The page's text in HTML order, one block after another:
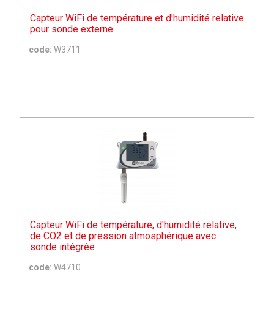
Capteur WiFi de température et d'humidité relative
pour sonde externe
code: W3711
Capteur WiFi de température, d'humidité relative,
de CO2 et de pression atmosphérique avec
sonde intégrée
code: W4710